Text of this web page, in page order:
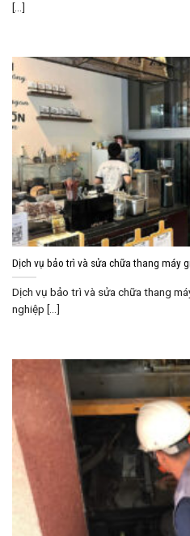
[...]
Dịch vụ bảo trì và sửa chữa thang máy
Dịch vụ bảo trì và sửa chữa thang
nghiệp [...]